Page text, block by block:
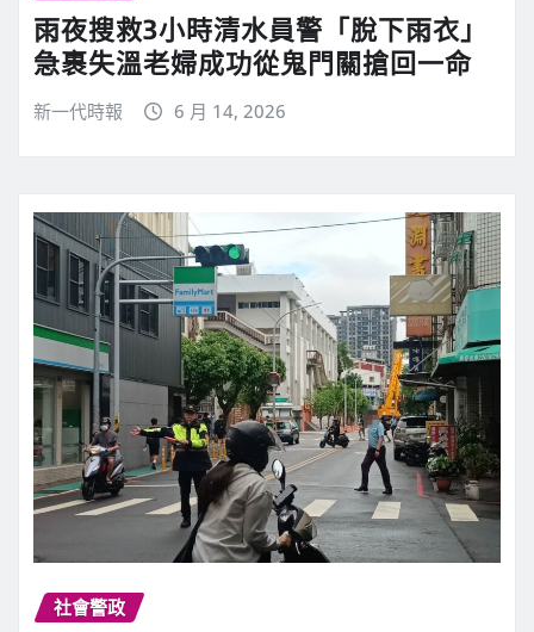
雨夜搜救3小時清水員警「脫下雨衣」
急裹失溫老婦成功從鬼門關搶回一命
新一代時報 6 月 14, 2026
社會警政